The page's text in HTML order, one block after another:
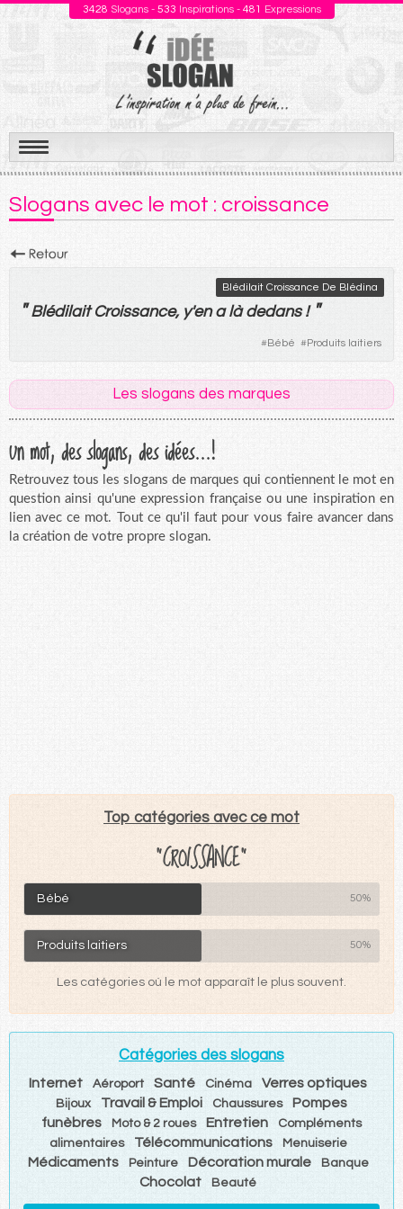
3428 Slogans - 533 Inspirations - 481 Expressions
Aller
au
contenu
Slogans avec le mot : croissance
Blédilait Croissance De Blédina
"BlédilaitCroissance, y'en a là dedans! "
#Bébé #Produits laitiers
Les slogans des marques
Un mot, des slogans, des idées...!
Retrouvez tous les slogans de marques qui contiennent le mot en
question ainsi qu'une expression française ou une inspiration en
lien avec ce mot. Tout ce qu'il faut pour vous faire avancer dans
la création de votre propre slogan.
Top catégories avec ce mot
"CROISSANCE"
Bébé 50%
Produits laitiers 50%
Les catégories où le mot apparaît le plus souvent.
Catégories des slogans
Internet Aéroport Santé Cinéma Verres optiques
Bijoux Travail & Emploi Chaussures
Pompes
funèbres
Moto & 2 roues Entretien
Compléments
alimentaires
Télécommunications Menuiserie
Médicaments Peinture Décoration murale Banque
Chocolat Beauté